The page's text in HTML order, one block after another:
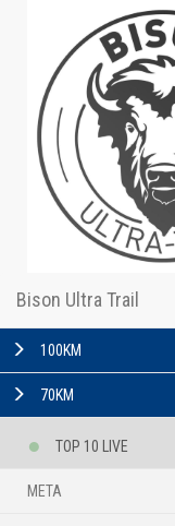
Bison Ultra Trail
100KM
70KM
TOP 10 LIVE
META